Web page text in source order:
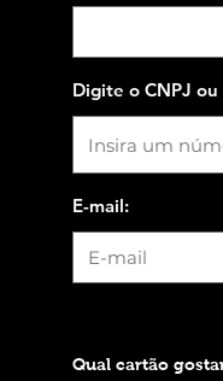
Digite o CNPJ ou
E-mail:
Qual cartão